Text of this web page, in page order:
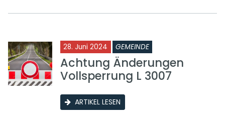
28. Juni 2024 GEMEINDE
Achtung Änderungen
Vollsperrung L 3007
ARTIKEL LESEN